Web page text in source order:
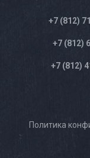
+7 (812)
+7 (812)
+7 (812)
Политика